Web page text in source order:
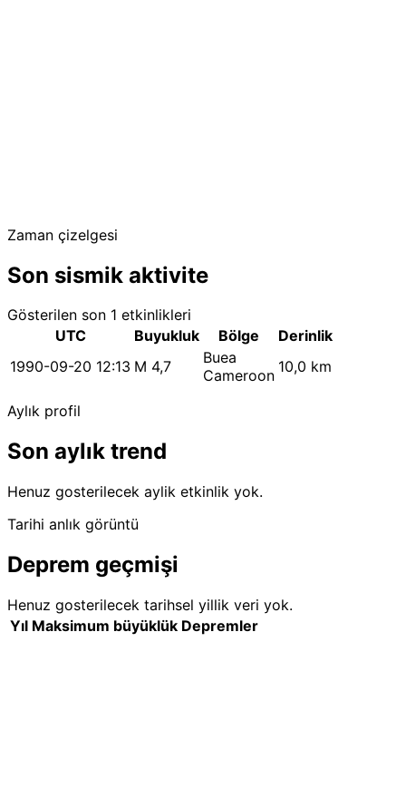
Zaman çizelgesi
Son sismik aktivite
Gösterilen son 1 etkinlikleri
UTC
Buyukluk Bölge
Derinlik
1990-09-20 12:13 M 4,7
Buea
Cameroon 10,0 km
Aylık profil
Son aylık trend
Henuz gosterilecek aylik etkinlik yok.
Tarihi anlık görüntü
Deprem geçmişi
Henuz gosterilecek tarihsel yillik veri yok.
Yıl Maksimum büyüklük Depremler